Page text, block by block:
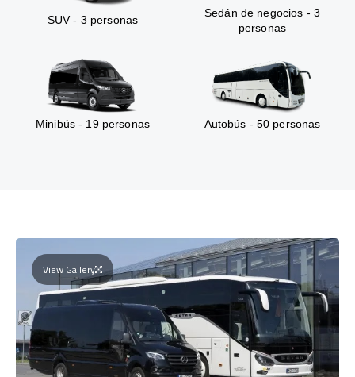
SUV - 3 personas
Sedán de negocios - 3
personas
Minibús - 19 personas Autobús - 50 personas
View Gallery